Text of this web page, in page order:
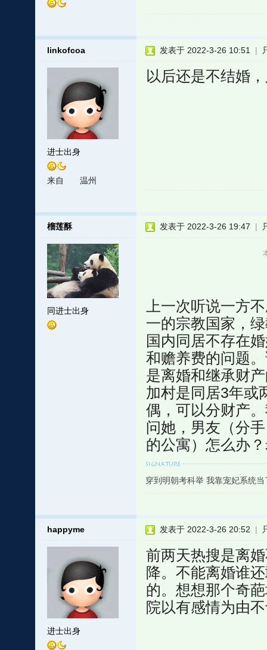
linkofcoa
进士出身
来自 温州
发表于 2022-3-26 10:51 |
以后还是不结婚
榴莲酥
同进士出身
发表于 2022-3-26 19:47 |
上一次听说一方
一的宗教国家，
国内同居不存在
和赡养费的问题
是离婚和继承财
加村是同居3年或
偶，可以分财产
问她，男友（分
的公寓）怎么办
穿到明朝考科举 我靠宠妃系统
happyme
进士出身
发表于 2022-3-26 20:52 |
前两天热搜是离
降。不能离婚谁
的。想想那个奇
院以有感情为由